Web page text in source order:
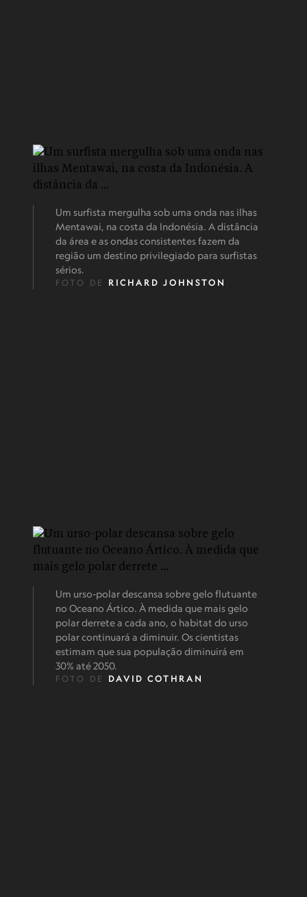
Um surfista mergulha sob uma onda nas ilhas
Mentawai, na costa da Indonésia. A distância
da área e as ondas consistentes fazem da
região um destino privilegiado para surfistas
sérios.
FOTO DE RICHARD JOHNSTON
Um urso-polar descansa sobre gelo flutuante
no Oceano Ártico. À medida que mais gelo
polar derrete a cada ano, o habitat do urso
polar continuará a diminuir. Os cientistas
estimam que sua população diminuirá em
30% até 2050.
FOTO DE DAVID COTHRAN